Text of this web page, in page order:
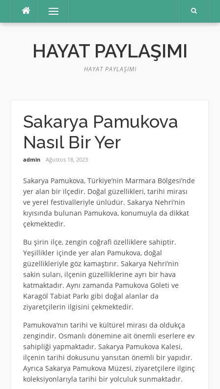
Menü
HAYAT PAYLAŞIMI
HAYAT PAYLAŞIMI
Sakarya Pamukova
Nasıl Bir Yer
admin Ağustos 18, 2023
Sakarya Pamukova, Türkiye’nin Marmara Bölgesi’nde
yer alan bir ilçedir. Doğal güzellikleri, tarihi mirası
ve yerel festivalleriyle ünlüdür. Sakarya Nehri’nin
kıyısında bulunan Pamukova, konumuyla da dikkat
çekmektedir.
Bu şirin ilçe, zengin coğrafi özelliklere sahiptir.
Yeşillikler içinde yer alan Pamukova, doğal
güzellikleriyle göz kamaştırır. Sakarya Nehri’nin
sakin suları, ilçenin güzelliklerine ayrı bir hava
katmaktadır. Aynı zamanda Pamukova Göleti ve
Karagöl Tabiat Parkı gibi doğal alanlar da
ziyaretçilerin ilgisini çekmektedir.
Pamukova’nın tarihi ve kültürel mirası da oldukça
zengindir. Osmanlı dönemine ait önemli eserlere ev
sahipliği yapmaktadır. Sakarya Pamukova Kalesi,
ilçenin tarihi dokusunu yansıtan önemli bir yapıdır.
Ayrıca Sakarya Pamukova Müzesi, ziyaretçilere ilginç
koleksiyonlarıyla tarihi bir yolculuk sunmaktadır.